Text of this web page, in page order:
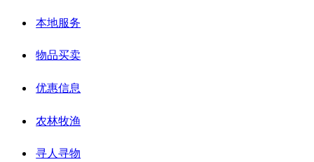
本地服务
物品买卖
优惠信息
农林牧渔
寻人寻物